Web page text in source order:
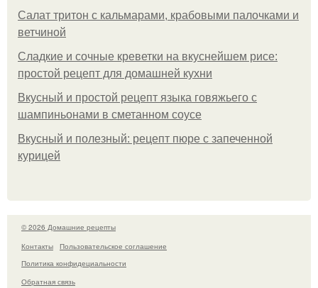
Салат тритон с кальмарами, крабовыми палочками и
ветчиной
Сладкие и сочные креветки на вкуснейшем рисе:
простой рецепт для домашней кухни
Вкусный и простой рецепт языка говяжьего с
шампиньонами в сметанном соусе
Вкусный и полезный: рецепт пюре с запеченной
курицей
© 2026 Домашние рецепты
Контакты
Пользовательское соглашение
Политика конфидециальности
Обратная связь